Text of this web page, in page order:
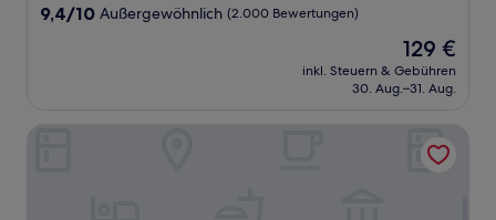
9.4
9,4/10 Außergewöhnlich (2.000 Bewertungen)
Der
Preis
beträgt
129 €
inkl. Steuern & Gebühren
30. Aug.–31. Aug.